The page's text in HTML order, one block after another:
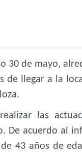
30 de mayo,
de llegar a la
las
De acuerdo al
43 años de